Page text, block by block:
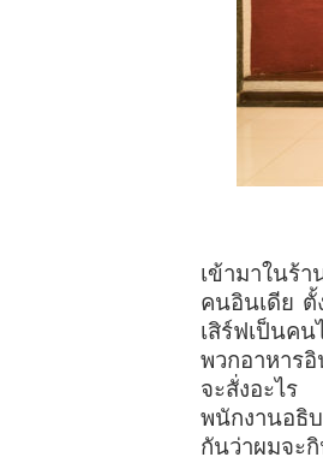
เข้ามาในร้
คนอินเดีย ตั้
เสิร์ฟเป็นค
พวกอาหาร
จะสั่งอะไร
พนักงานอธิบ
กันว่าผมจะ